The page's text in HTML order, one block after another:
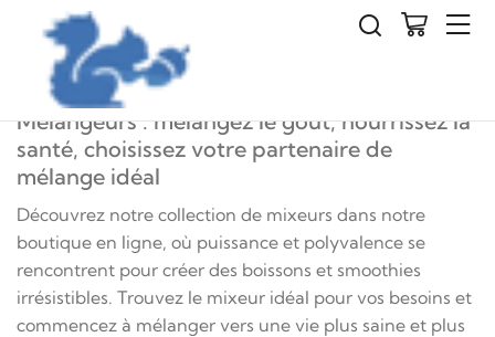
Cuisine
Mélangeurs
Mélangeurs : mélangez le goût, nourrissez la
santé, choisissez votre partenaire de
mélange idéal
Découvrez notre collection de mixeurs dans notre
boutique en ligne, où puissance et polyvalence se
rencontrent pour créer des boissons et smoothies
irrésistibles. Trouvez le mixeur idéal pour vos besoins et
commencez à mélanger vers une vie plus saine et plus